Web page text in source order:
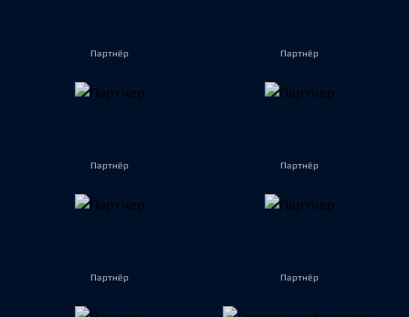
Партнёр Партнёр
Партнёр Партнёр
Партнёр Партнёр